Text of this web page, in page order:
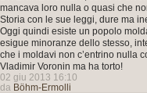
mancava loro nulla o quasi che
Storia con le sue leggi, dure ma
Oggi quindi esiste un popolo
esigue minoranze dello stesso,
che i moldavi non c’entrino nulla
Vladimir Voronin ma ha torto!
02 giu 2013 16:10
da Böhm-Ermolli